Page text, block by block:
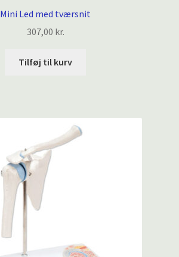
Mini Led med tværsnit
307,00 kr.
Tilføj til kurv